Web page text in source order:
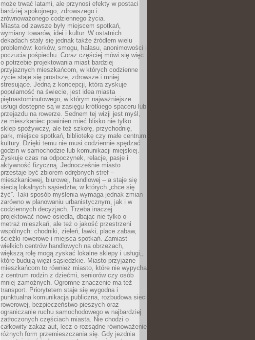
może trwać latami, ale przynosi efekty w postaci
bardziej spokojnego, zdrowszego i
zrównoważonego codziennego życia.
Miasta od zawsze były miejscem spotkań,
wymiany towarów, idei i kultur. W ostatnich
dekadach stały się jednak także źródłem wielu
problemów: korków, smogu, hałasu, anonimowości i
poczucia pośpiechu. Coraz częściej mówi się więc
o potrzebie projektowania miast bardziej
przyjaznych mieszkańcom, w których codzienne
życie staje się prostsze, zdrowsze i mniej
stresujące. Jedną z koncepcji, która zyskuje
popularność na świecie, jest idea miasta
piętnastominutowego, w którym najważniejsze
usługi dostępne są w zasięgu krótkiego spaceru lub
przejazdu na rowerze. Sednem tej wizji jest myśl,
że mieszkaniec powinien mieć blisko nie tylko
sklep spożywczy, ale też szkołę, przychodnię,
park, miejsce spotkań, bibliotekę czy małe centrum
kultury. Dzięki temu nie musi codziennie spędzać
godzin w samochodzie lub komunikacji miejskiej.
Zyskuje czas na odpoczynek, relacje, pasje i
aktywność fizyczną. Jednocześnie miasto
przestaje być zbiorem odrębnych stref –
mieszkaniowej, biurowej, handlowej – a staje się
siecią lokalnych sąsiedztw, w których „chce się
żyć”. Taki sposób myślenia wymaga jednak zmian
zarówno w planowaniu urbanistycznym, jak i w
codziennych decyzjach. Trzeba inaczej
projektować nowe osiedla, dbając nie tylko o
metraż mieszkań, ale też o jakość przestrzeni
wspólnych: chodniki, zieleń, ławki, place zabaw,
ścieżki rowerowe i miejsca spotkań. Zamiast
wielkich centrów handlowych na obrzeżach,
większą rolę mogą zyskać lokalne sklepy i usługi,,
które budują więzi sąsiedzkie. Miasto przyjazne
mieszkańcom to również miasto, które nie wypycha
z centrum rodzin z dziećmi, seniorów czy osób
mniej zamożnych. Ogromne znaczenie ma też
transport. Priorytetem staje się wygodna i
punktualna komunikacja publiczna, rozbudowa sieci
rowerowej, bezpieczeństwo pieszych oraz
ograniczanie ruchu samochodowego w najbardziej
zatłoczonych częściach miasta. Nie chodzi o
całkowity zakaz aut, lecz o rozsądne równoważenie
różnych form przemieszczania się. Gdy jezdnia